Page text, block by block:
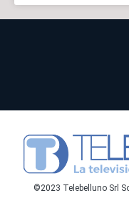
©2023 Telebelluno Srl